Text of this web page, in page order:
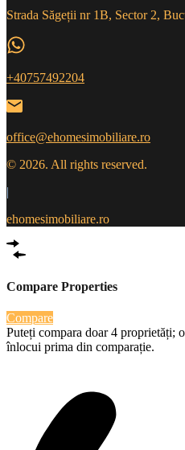
Strada Săgeții nr 1B, Sector 2,
+40757492204
office@ehomesimobiliare.ro
© 2026. All rights reserved.
|
ehomesimobiliare.ro
Compare Properties
Compare
Puteți compara doar 4 proprietăți;
înlocui prima din comparație.